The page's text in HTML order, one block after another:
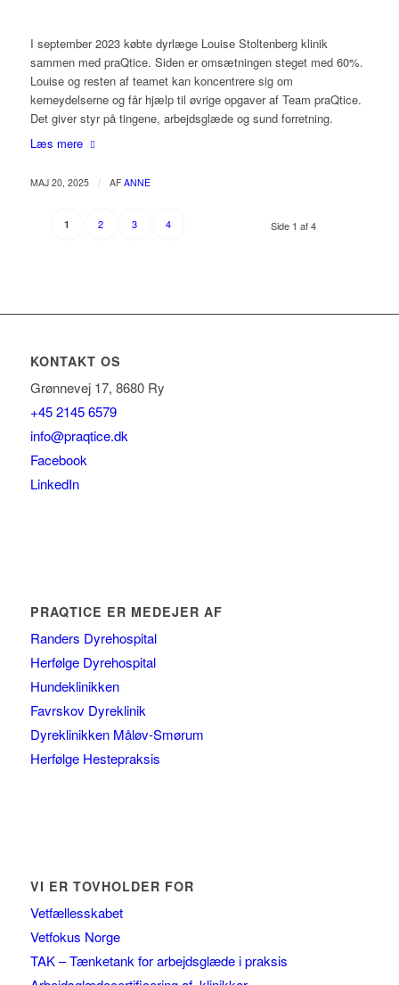
I september 2023 købte dyrlæge Louise Stoltenberg klinik
sammen med praQtice. Siden er omsætningen steget med 60%.
Louise og resten af teamet kan koncentrere sig om
kerneydelserne og får hjælp til øvrige opgaver af Team praQtice.
Det giver styr på tingene, arbejdsglæde og sund forretning.
Læs mere
MAJ 20, 2025 / AF ANNE
Side 1 af 4
1 2 3 4
KONTAKT OS
Grønnevej 17, 8680 Ry
+45 2145 6579
info@praqtice.dk
Facebook
LinkedIn
PRAQTICE ER MEDEJER AF
Randers Dyrehospital
Herfølge Dyrehospital
Hundeklinikken
Favrskov Dyreklinik
Dyreklinikken Måløv-Smørum
Herfølge Hestepraksis
VI ER TOVHOLDER FOR
Vetfællesskabet
Vetfokus Norge
TAK – Tænketank for arbejdsglæde i praksis